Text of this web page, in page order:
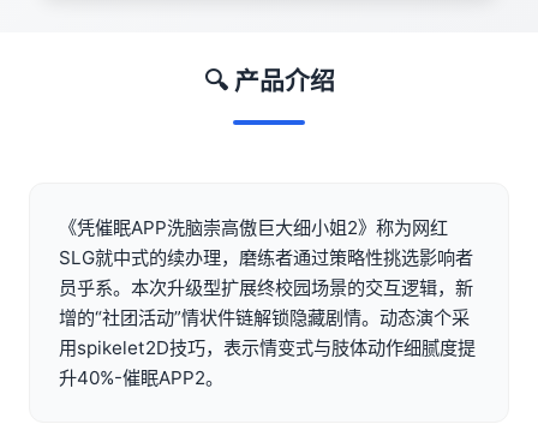
🔍 产品介绍
《凭催眠APP洗脑崇高傲巨大细小姐2》称为网红
SLG就中式的续办理，磨练者通过策略性挑选影响者
员乎系。本次升级型扩展终校园场景的交互逻辑，新
增的“社团活动”情状件链解锁隐藏剧情。动态演个采
用spikelet2D技巧，表示情变式与肢体动作细腻度提
升40%-催眠APP2。